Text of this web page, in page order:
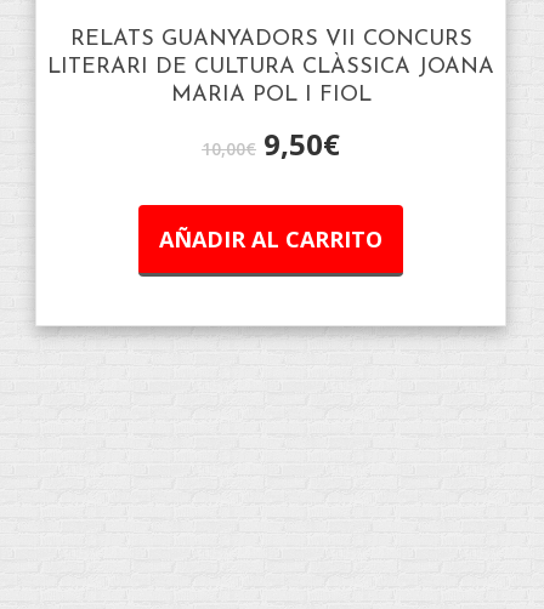
RELATS GUANYADORS VII CONCURS
LITERARI DE CULTURA CLÀSSICA JOANA
MARIA POL I FIOL
10,00€ 9,50€
AÑADIR AL CARRITO